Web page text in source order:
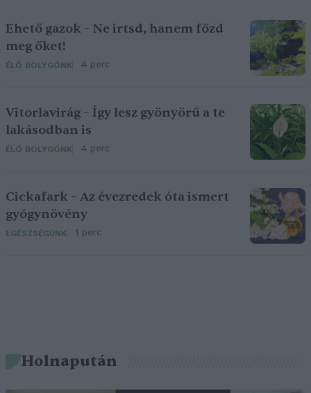
Ehető gazok – Ne irtsd, hanem főzd
meg őket!
ÉLŐ BOLYGÓNK 4 perc
Vitorlavirág – Így lesz gyönyörű a te
lakásodban is
ÉLŐ BOLYGÓNK 4 perc
Cickafark – Az évezredek óta ismert
gyógynövény
EGÉSZSÉGÜNK 1 perc
Holnapután